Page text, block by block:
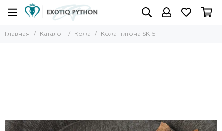
Главная Каталог Кожа Кожа питона SK-5